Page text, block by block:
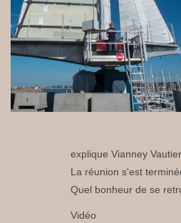
explique Vianney
La réunion s'est
Quel bonheur de se
Vidéo